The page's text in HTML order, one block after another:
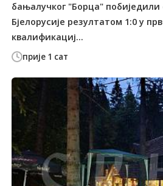
прије 1 сат
бањалучког "Борца" побиједили
Бјелорусије резултатом 1:0 у
квалификациј...